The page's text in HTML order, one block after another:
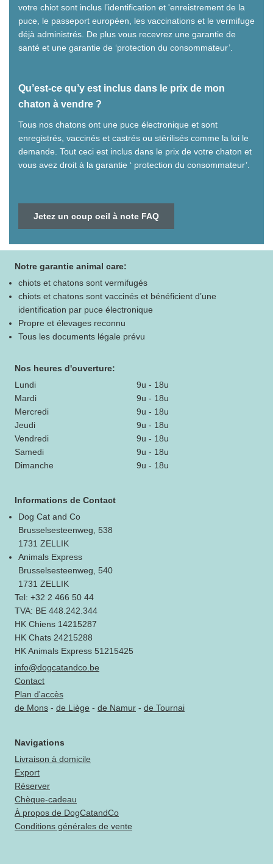
votre chiot sont inclus l’identification et 'enreistrement de la
puce, le passeport européen, les vaccinations et le vermifuge
déjà administrés. De plus vous recevrez une garantie de
santé et une garantie de ‘protection du consommateur’.
Qu’est-ce qu’y est inclus dans le prix de mon
chaton à vendre ?
Tous nos chatons ont une puce électronique et sont
enregistrés, vaccinés et castrés ou stérilisés comme la loi le
demande. Tout ceci est inclus dans le prix de votre chaton et
vous avez droit à la garantie ‘ protection du consommateur’.
Jetez un coup oeil à note FAQ
Notre garantie animal care:
chiots et chatons sont vermifugés
chiots et chatons sont vaccinés et bénéficient d’une
identification par puce électronique
Propre et élevages reconnu
Tous les documents légale prévu
Nos heures d'ouverture:
Lundi
9u - 18u
Mardi
9u - 18u
Mercredi
9u - 18u
Jeudi
9u - 18u
Vendredi
9u - 18u
Samedi
9u - 18u
Dimanche
9u - 18u
Informations de Contact
Dog Cat and Co
Brusselsesteenweg, 538
1731 ZELLIK
Animals Express
Brusselsesteenweg, 540
1731 ZELLIK
Tel: +32 2 466 50 44
TVA: BE 448.242.344
HK Chiens 14215287
HK Chats 24215288
HK Animals Express 51215425
info@dogcatandco.be
Contact
Plan d'accès
de Mons - de Liège - de Namur - de Tournai
Navigations
Livraison à domicile
Export
Réserver
Chèque-cadeau
À propos de DogCatandCo
Conditions générales de vente